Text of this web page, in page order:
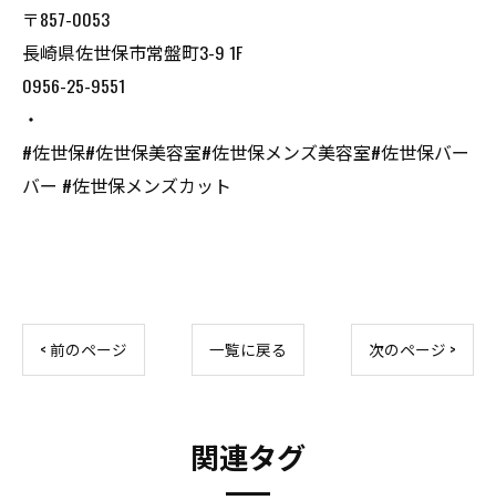
〒857-0053
長崎県佐世保市常盤町3-9 1F
0956-25-9551
・
#佐世保#佐世保美容室#佐世保メンズ美容室#佐世保バー
バー #佐世保メンズカット
< 前のページ 一覧に戻る 次のページ >
関連タグ